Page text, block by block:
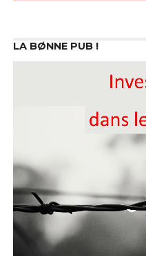
LA BØNNE PUB !